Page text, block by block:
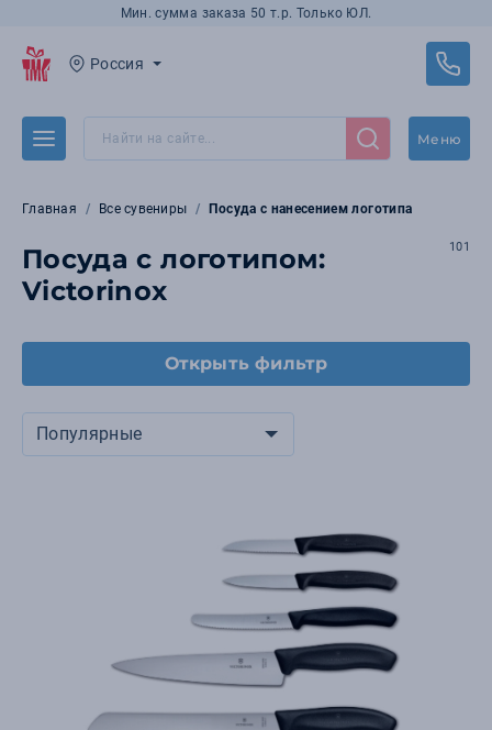
Мин. сумма заказа 50 т.р. Только ЮЛ.
Россия
Меню
Главная Все сувениры Посуда с нанесением логотипа
Посуда с логотипом:
Victorinox
101
Открыть фильтр
Популярные